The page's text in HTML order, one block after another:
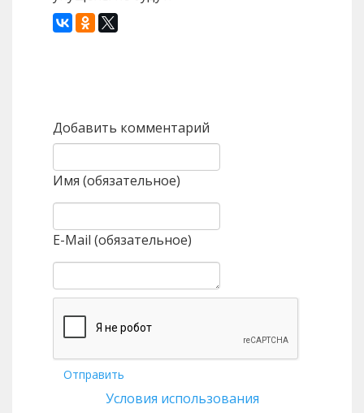
Добавить комментарий
Имя (обязательное)
E-Mail (обязательное)
Отправить
Условия использования